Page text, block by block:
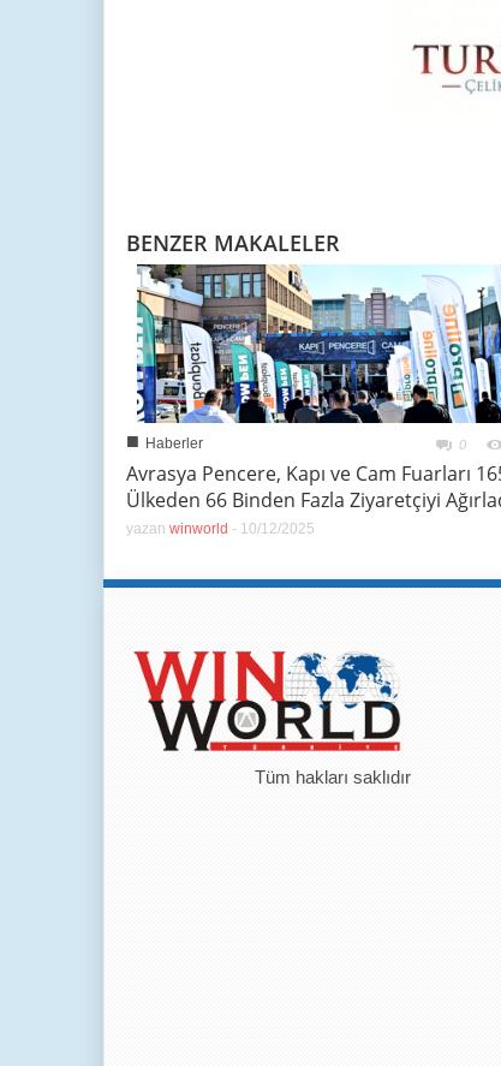
BENZER MAKALELER
■ Haberler 0
Avrasya Pencere, Kapı ve Cam Fuarları
Ülkeden 66 Binden Fazla Ziyaretçiyi
yazan winworld - 10/12/2025
Tüm hakları saklıdır